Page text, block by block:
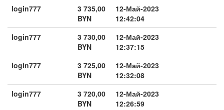
login777
3 735,00
BYN
12-Май-2023
12:42:04
login777
3 730,00
BYN
12-Май-2023
12:37:15
login777
3 725,00
BYN
12-Май-2023
12:32:08
login777
3 720,00
BYN
12-Май-2023
12:26:59